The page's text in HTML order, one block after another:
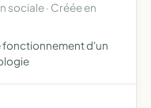
sociale · Créée en
fonctionnement d'un